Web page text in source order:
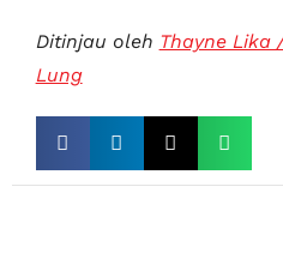
Ditinjau oleh Thayne Lika
Lung